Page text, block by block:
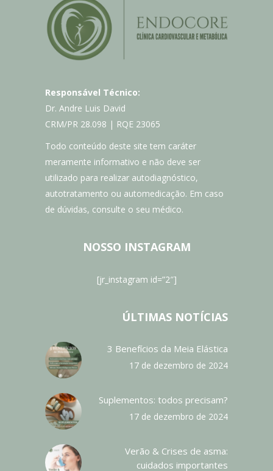
Responsável Técnico:
Dr. Andre Luis David
CRM/PR 28.098 | RQE 23065
Todo conteúdo deste site tem caráter
meramente informativo e não deve ser
utilizado para realizar autodiagnóstico,
autotratamento ou automedicação. Em caso
de dúvidas, consulte o seu médico.
NOSSO INSTAGRAM
[jr_instagram id=”2″]
ÚLTIMAS NOTÍCIAS
3 Benefícios da Meia Elástica
17 de dezembro de 2024
Suplementos: todos precisam?
17 de dezembro de 2024
Verão & Crises de asma:
cuidados importantes